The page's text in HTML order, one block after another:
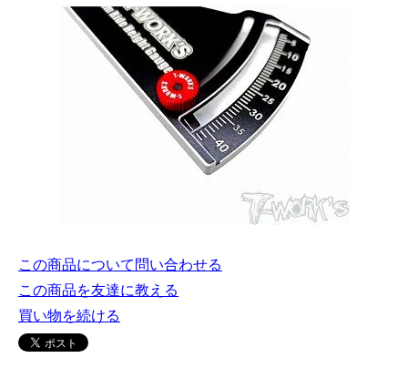
この商品について問い合わせる
この商品を友達に教える
買い物を続ける